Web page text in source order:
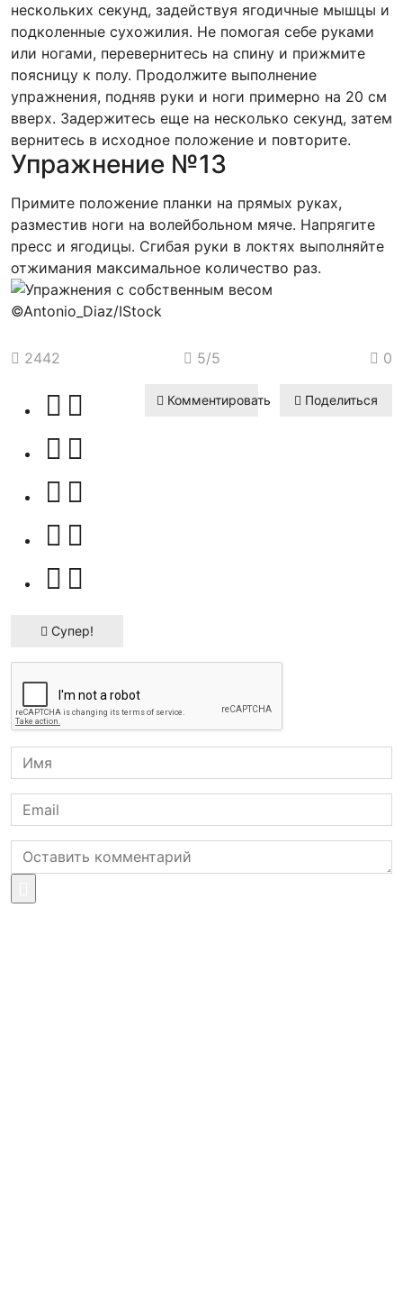
нескольких секунд, задействуя ягодичные мышцы и
подколенные сухожилия. Не помогая себе руками
или ногами, перевернитесь на спину и прижмите
поясницу к полу. Продолжите выполнение
упражнения, подняв руки и ноги примерно на 20 см
вверх. Задержитесь еще на несколько секунд, затем
вернитесь в исходное положение и повторите.
Упражнение №13
Примите положение планки на прямых руках,
разместив ноги на волейбольном мяче. Напрягите
пресс и ягодицы. Сгибая руки в локтях выполняйте
отжимания максимальное количество раз.
©Antonio_Diaz/IStock
2442 5/5 0
Супер!
Комментировать Поделиться